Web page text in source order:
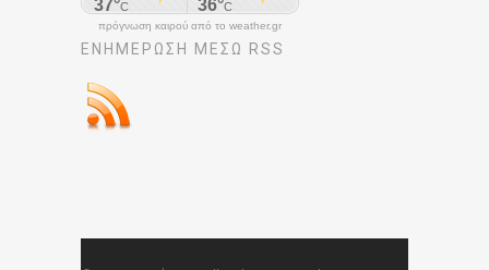
πρόγνωση καιρού από το weather.gr
ΕΝΗΜΈΡΩΣΉ ΜΕΣΩ RSS